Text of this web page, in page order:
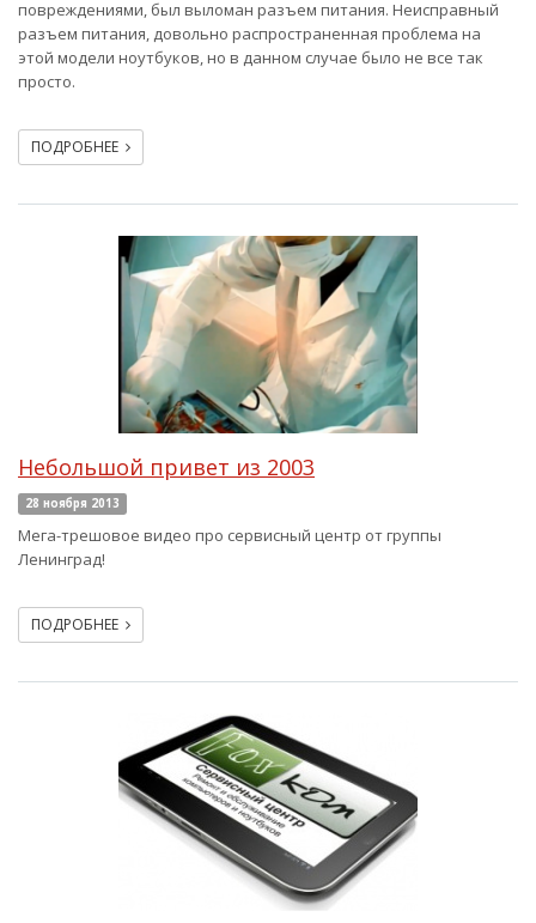
повреждениями, был выломан разъем питания. Неисправный
разъем питания, довольно распространенная проблема на
этой модели ноутбуков, но в данном случае было не все так
просто.
ПОДРОБНЕЕ
Небольшой привет из 2003
28 ноября 2013
Мега-трешовое видео про сервисный центр от группы
Ленинград!
ПОДРОБНЕЕ